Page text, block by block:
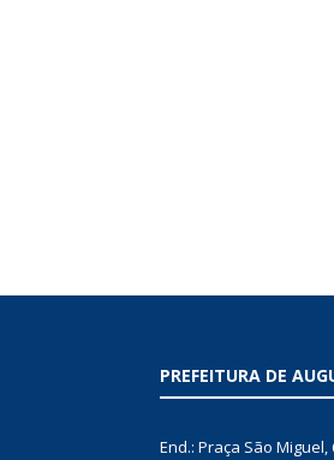
PREFEITURA DE
End.: Praça São Miguel,